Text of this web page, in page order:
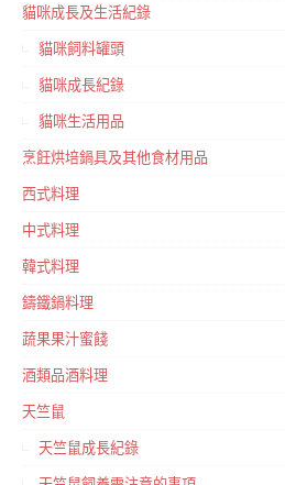
貓咪成長及生活紀錄
貓咪飼料罐頭
貓咪成長紀錄
貓咪生活用品
烹飪烘培鍋具及其他食材用品
西式料理
中式料理
韓式料理
鑄鐵鍋料理
蔬果果汁蜜餞
酒類品酒料理
天竺鼠
天竺鼠成長紀錄